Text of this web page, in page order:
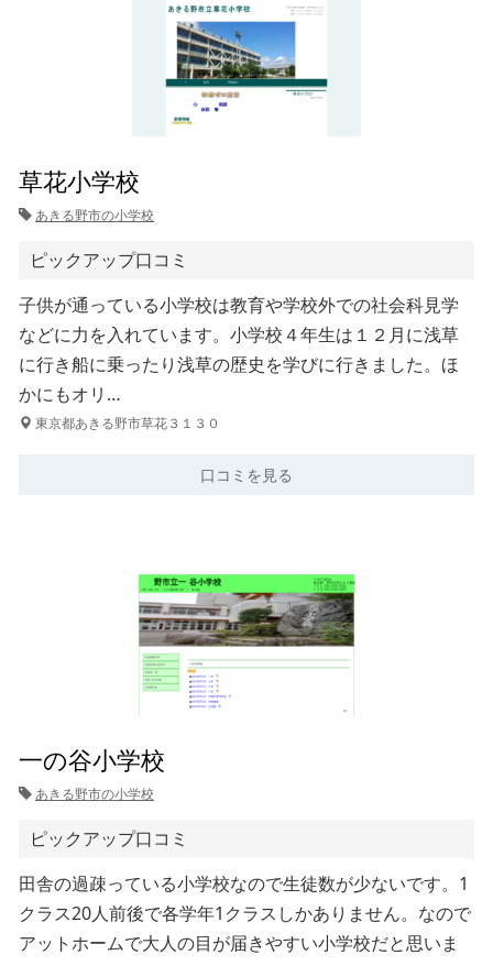
草花小学校
あきる野市の小学校
ピックアップ口コミ
子供が通っている小学校は教育や学校外での社会科見学
などに力を入れています。小学校４年生は１２月に浅草
に行き船に乗ったり浅草の歴史を学びに行きました。ほ
かにもオリ…
東京都あきる野市草花３１３０
口コミを見る
一の谷小学校
あきる野市の小学校
ピックアップ口コミ
田舎の過疎っている小学校なので生徒数が少ないです。1
クラス20人前後で各学年1クラスしかありません。なので
アットホームで大人の目が届きやすい小学校だと思いま